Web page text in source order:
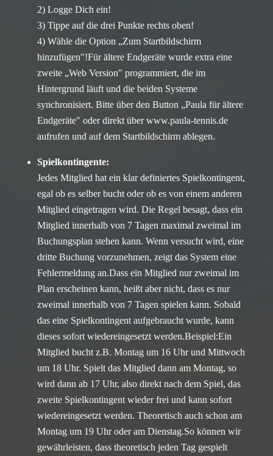
2) Logge Dich ein!
3) Tippe auf die drei Punkte rechts oben!
4) Wähle die Option „Zum Startbildschirm
hinzufügen"!Für ältere Endgeräte wurde extra eine
zweite „Web Version" programmiert, die im
Hintergrund läuft und die beiden Systeme
synchronisiert. Bitte über den Button „Paula für ältere
Endgeräte" oder direkt überwww.paula-tennis.de
aufrufen und auf dem Startbildschirm ablegen.
Spielkontingente:
Jedes Mitglied hat ein klar definiertes Spielkontingent,
egal ob es selber bucht oder ob es von einem anderen
Mitglied eingetragen wird. Die Regel besagt, dass ein
Mitglied innerhalb von 7 Tagen maximal zweimal im
Buchungsplan stehen kann. Wenn versucht wird, eine
dritte Buchung vorzunehmen, zeigt das System eine
Fehlermeldung an.Dass ein Mitglied nur zweimal im
Plan erscheinen kann, heißt aber nicht, dass es nur
zweimal innerhalb von 7 Tagen spielen kann. Sobald
das eine Spielkontingent aufgebraucht wurde, kann
dieses sofort wiedereingesetzt werden.Beispiel:Ein
Mitglied bucht z.B. Montag um 16 Uhr und Mittwoch
um 18 Uhr. Spielt das Mitglied dann am Montag, so
wird dann ab 17 Uhr, also direkt nach dem Spiel, das
zweite Spielkontingent wieder frei und kann sofort
wiedereingesetzt werden. Theoretisch auch schon am
Montag um 19 Uhr oder am Dienstag.So können wir
gewährleisten, dass theoretisch jeden Tag gespielt